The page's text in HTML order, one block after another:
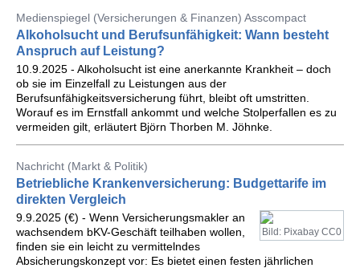
Medienspiegel (Versicherungen & Finanzen) Asscompact
Alkoholsucht und Berufsunfähigkeit: Wann besteht
Anspruch auf Leistung?
10.9.2025 - Alkoholsucht ist eine anerkannte Krankheit – doch
ob sie im Einzelfall zu Leistungen aus der
Berufsunfähigkeitsversicherung führt, bleibt oft umstritten.
Worauf es im Ernstfall ankommt und welche Stolperfallen es zu
vermeiden gilt, erläutert Björn Thorben M. Jöhnke.
Nachricht (Markt & Politik)
Betriebliche Krankenversicherung: Budgettarife im
direkten Vergleich
Bild: Pixabay CC0
9.9.2025 (€) - Wenn Versicherungsmakler an
wachsendem bKV-Geschäft teilhaben wollen,
finden sie ein leicht zu vermittelndes
Absicherungskonzept vor: Es bietet einen festen jährlichen